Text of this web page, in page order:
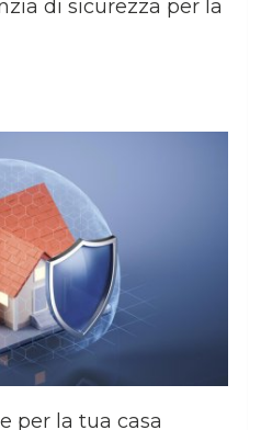
di sicurezza per la
per la tua casa